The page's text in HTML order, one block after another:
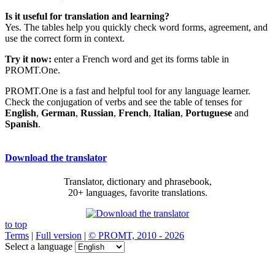
Is it useful for translation and learning?
Yes. The tables help you quickly check word forms, agreement, and
use the correct form in context.
Try it now: enter a French word and get its forms table in
PROMT.One.
PROMT.One is a fast and helpful tool for any language learner.
Check the conjugation of verbs and see the table of tenses for
English, German, Russian, French, Italian, Portuguese and
Spanish.
Download the translator
Translator, dictionary and phrasebook,
20+ languages, favorite translations.
to top
Terms | Full version | © PROMT, 2010 - 2026
Select a language